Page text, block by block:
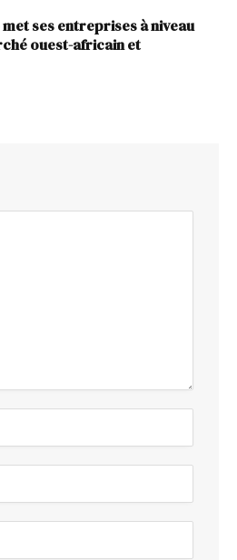
ses entreprises à niveau
ouest-africain et